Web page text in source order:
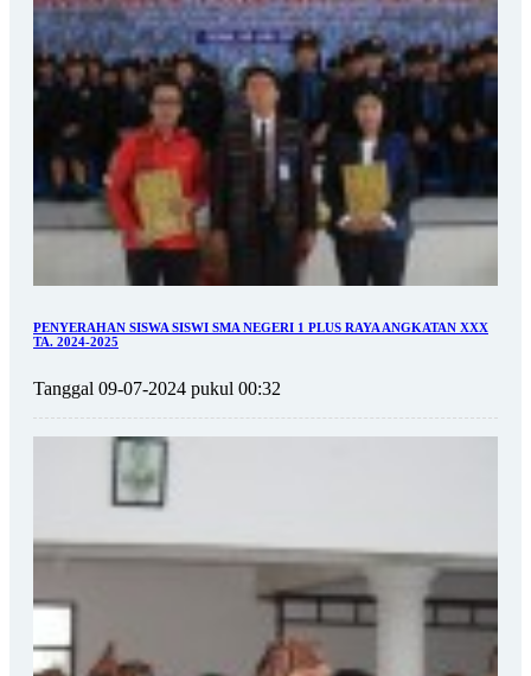
PENYERAHAN SISWA SISWI SMA NEGERI 1 PLUS RAYA ANGKATAN XXX
TA. 2024-2025
Tanggal 09-07-2024 pukul 00:32